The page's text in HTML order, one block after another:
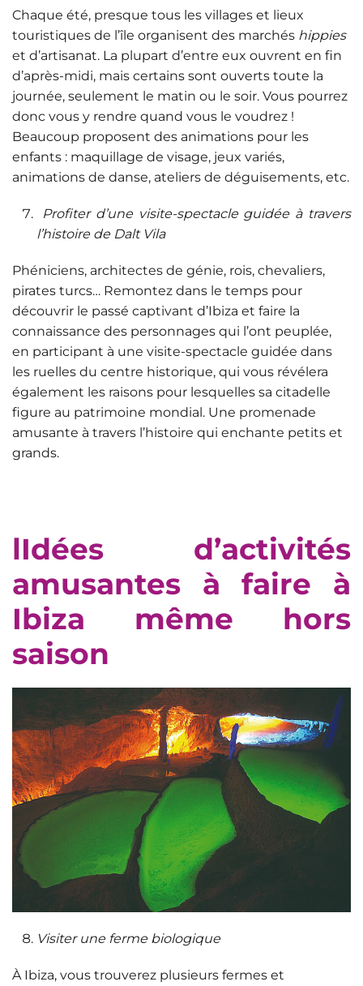
Chaque été, presque tous les villages et lieux
touristiques de l’île organisent des marchés hippies
et d’artisanat. La plupart d’entre eux ouvrent en fin
d’après-midi, mais certains sont ouverts toute la
journée, seulement le matin ou le soir. Vous pourrez
donc vous y rendre quand vous le voudrez !
Beaucoup proposent des animations pour les
enfants : maquillage de visage, jeux variés,
animations de danse, ateliers de déguisements, etc.
Profiter d’une visite-spectacle guidée à travers
l’histoire de Dalt Vila
Phéniciens, architectes de génie, rois, chevaliers,
pirates turcs… Remontez dans le temps pour
découvrir le passé captivant d’Ibiza et faire la
connaissance des personnages qui l’ont peuplée,
en participant à une visite-spectacle guidée dans
les ruelles du centre historique, qui vous révélera
également les raisons pour lesquelles sa citadelle
figure au patrimoine mondial. Une promenade
amusante à travers l’histoire qui enchante petits et
grands.
lIdées d’activités
amusantes à faire à
Ibiza même hors
saison
Visiter une ferme biologique
À Ibiza, vous trouverez plusieurs fermes et